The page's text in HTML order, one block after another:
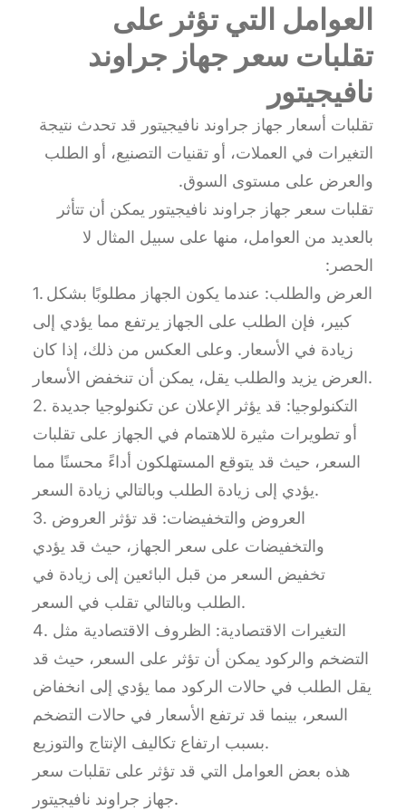
العوامل التي تؤثر على
تقلبات سعر جهاز جراوند
نافيجيتور
تقلبات أسعار جهاز جراوند نافيجيتور قد تحدث نتيجة
التغيرات في العملات، أو تقنيات التصنيع، أو الطلب
والعرض على مستوى السوق.
تقلبات سعر جهاز جراوند نافيجيتور يمكن أن تتأثر
بالعديد من العوامل، منها على سبيل المثال لا
الحصر:
1. العرض والطلب: عندما يكون الجهاز مطلوبًا بشكل
كبير، فإن الطلب على الجهاز يرتفع مما يؤدي إلى
زيادة في الأسعار. وعلى العكس من ذلك، إذا كان
العرض يزيد والطلب يقل، يمكن أن تنخفض الأسعار.
2. التكنولوجيا: قد يؤثر الإعلان عن تكنولوجيا جديدة
أو تطويرات مثيرة للاهتمام في الجهاز على تقلبات
السعر، حيث قد يتوقع المستهلكون أداءً محسنًا مما
يؤدي إلى زيادة الطلب وبالتالي زيادة السعر.
3. العروض والتخفيضات: قد تؤثر العروض
والتخفيضات على سعر الجهاز، حيث قد يؤدي
تخفيض السعر من قبل البائعين إلى زيادة في
الطلب وبالتالي تقلب في السعر.
4. التغيرات الاقتصادية: الظروف الاقتصادية مثل
التضخم والركود يمكن أن تؤثر على السعر، حيث قد
يقل الطلب في حالات الركود مما يؤدي إلى انخفاض
السعر، بينما قد ترتفع الأسعار في حالات التضخم
بسبب ارتفاع تكاليف الإنتاج والتوزيع.
هذه بعض العوامل التي قد تؤثر على تقلبات سعر
جهاز جراوند نافيجيتور.